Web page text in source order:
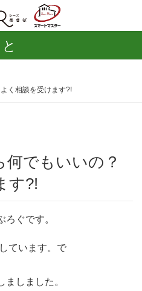
く相談を受けます?!
す?!
ぐです。
ています。で
しました。